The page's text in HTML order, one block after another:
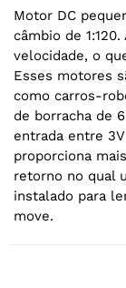
Motor DC
câmbio de
velocidade, o
Esses motores
como carros-
de borracha de
entrada entre
proporciona
retorno no qual
instalado para
move.